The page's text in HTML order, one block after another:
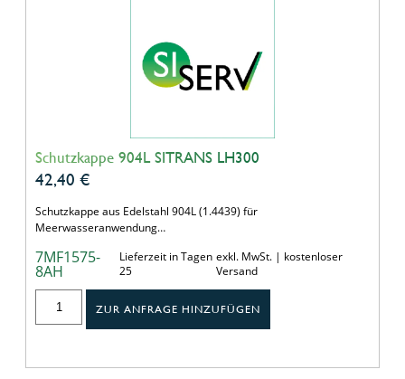
Schutzkappe 904L SITRANS LH300
42,40 €
Schutzkappe aus Edelstahl 904L (1.4439) für
Meerwasseranwendung…
7MF1575-
8AH
Lieferzeit in Tagen
25
exkl. MwSt. | kostenloser
Versand
ZUR ANFRAGE HINZUFÜGEN